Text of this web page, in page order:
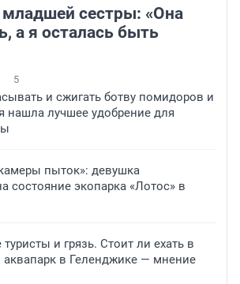
младшей сестры: «Она
а я осталась быть
5
и сжигать ботву помидоров и
нашла лучшее удобрение для
пыток»: девушка
состояние экопарка «Лотос» в
и грязь. Стоит ли ехать в
в Геленджике — мнение